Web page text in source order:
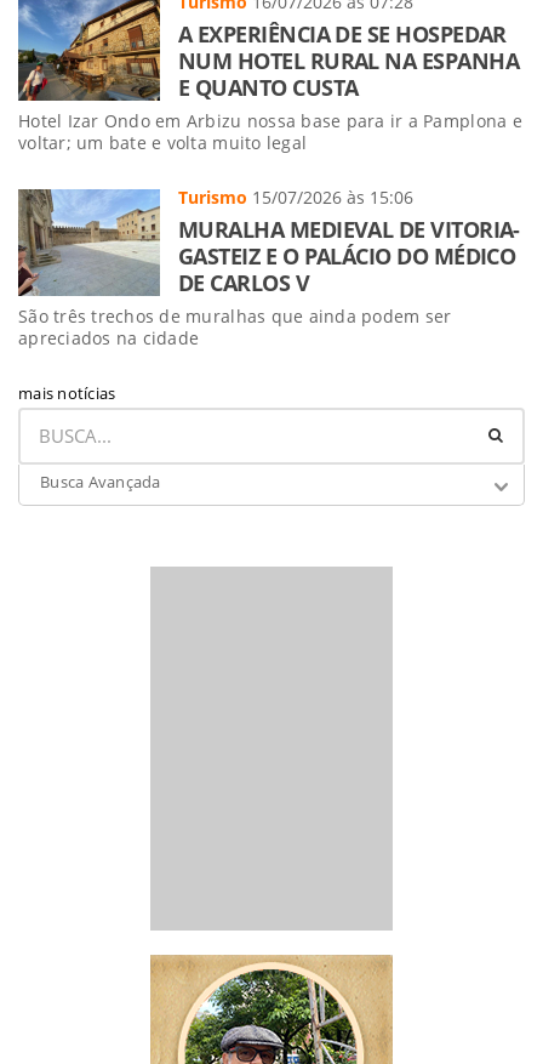
A EXPERIÊNCIA DE SE HOSPEDAR
NUM HOTEL RURAL NA ESPANHA
E QUANTO CUSTA
Hotel Izar Ondo em Arbizu nossa base para ir a Pamplona e
voltar; um bate e volta muito legal
Turismo 15/07/2026 às 15:06
MURALHA MEDIEVAL DE VITORIA-
GASTEIZ E O PALÁCIO DO MÉDICO
DE CARLOS V
São três trechos de muralhas que ainda podem ser
apreciados na cidade
mais notícias
Busca Avançada